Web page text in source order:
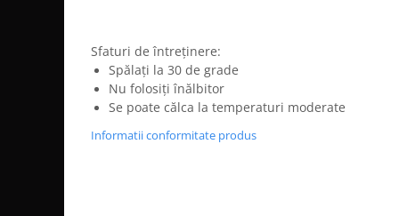
Sfaturi de întreținere:
Spălați la 30 de grade
Nu folosiți înălbitor
Se poate călca la temperaturi moderate
Informatii conformitate produs